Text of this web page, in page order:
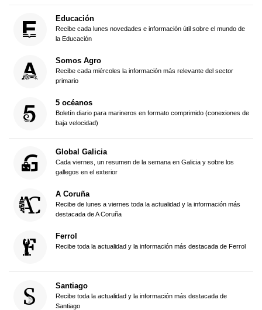
Educación
Recibe cada lunes novedades e información útil sobre el mundo de
la Educación
Somos Agro
Recibe cada miércoles la información más relevante del sector
primario
5 océanos
Boletín diario para marineros en formato comprimido (conexiones de
baja velocidad)
Global Galicia
Cada viernes, un resumen de la semana en Galicia y sobre los
gallegos en el exterior
A Coruña
Recibe de lunes a viernes toda la actualidad y la información más
destacada de A Coruña
Ferrol
Recibe toda la actualidad y la información más destacada de Ferrol
Santiago
Recibe toda la actualidad y la información más destacada de
Santiago